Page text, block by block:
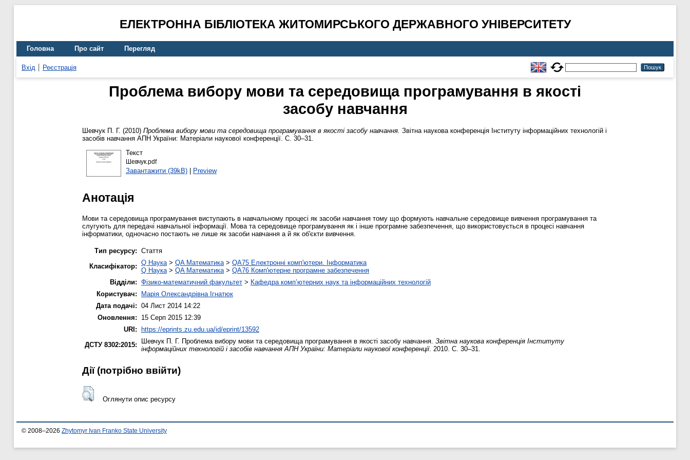
ЕЛЕКТРОННА БІБЛІОТЕКА ЖИТОМИРСЬКОГО ДЕРЖАВНОГО УНІВЕРСИТЕТУ
Головна Про сайт Перегляд
Вхід Реєстрація
Проблема вибору мови та середовища програмування в якості
засобу навчання
Шевчук П. Г. (2010) Проблема вибору мови та середовища програмування в якості засобу навчання. Звітна наукова конференція Інституту інформаційних технологій і
засобів навчання АПН України: Матеріали наукової конференції. С. 30–31.
Текст
Шевчук.pdf
Завантажити (39kB)| Preview
Анотація
Мови та середовища програмування виступають в навчальному процесі як засоби навчання тому що формують навчальне середовище вивчення програмування та
слугують для передачі навчальної інформації. Мова та середовище програмування як і інше програмне забезпечення, що використовується в процесі навчання
інформатики, одночасно постають не лише як засоби навчання а й як об'єкти вивчення.
Тип ресурсу: Стаття
Класифікатор: Q Наука > QA Математика > QA75 Електронні комп'ютери. Інформатика
Q Наука > QA Математика > QA76 Комп'ютерне програмне забезпечення
Відділи: Фізико-математичний факультет > Кафедра комп’ютерних наук та інформаційних технологій
Користувач:
Марія Олександрівна Ігнатюк
Дата подачі: 04 Лист 2014 14:22
Оновлення:
15 Серп 2015 12:39
URI: https://eprints.zu.edu.ua/id/eprint/13592
ДСТУ 8302:2015:
Шевчук П. Г. Проблема вибору мови та середовища програмування в якості засобу навчання. Звітна наукова конференція Інституту
інформаційних технологій і засобів навчання АПН України: Матеріали наукової конференції. 2010. С. 30–31.
Дії ​​(потрібно ввійти)
Оглянути опис ресурсу
© 2008–2026 Zhytomyr Ivan Franko State University